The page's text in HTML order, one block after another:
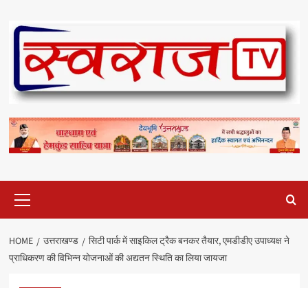
content
Menu
HOME उत्तराखण्ड
सिटी पार्क में साइकिल ट्रैक बनकर तैयार, एमडीडीए उपाध्यक्ष ने
प्राधिकरण की विभिन्न योजनाओं की अद्यतन स्थिति का लिया जायजा